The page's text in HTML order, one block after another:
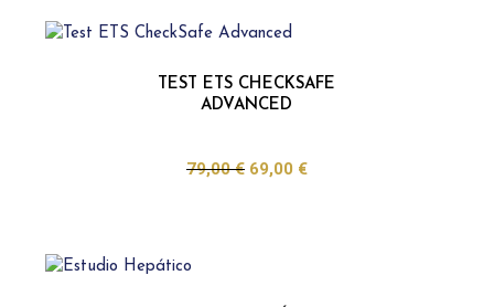
TEST ETS CHECKSAFE
ADVANCED
79,00€ 69,00 €